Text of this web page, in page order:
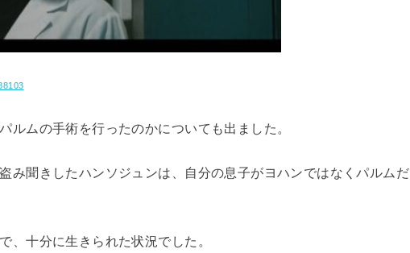
ルムの手術を行ったのかについても出ました。
み聞きしたハンソジュンは、自分の息子がヨハンではなくパルムだ
、十分に生きられた状況でした。